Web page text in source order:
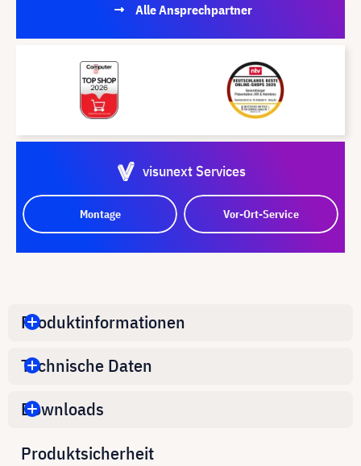
Alle Ansprechpartner
visunext Services
Montage Vor-Ort-Service
Produktinformationen
Technische Daten
Downloads
Produktsicherheit